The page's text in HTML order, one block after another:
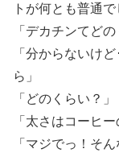
トが何とも普通で
「デカチンてど
「分からないけ
ら」
「どのくらい？」
「太さはコーヒ
「マジでっ！そ